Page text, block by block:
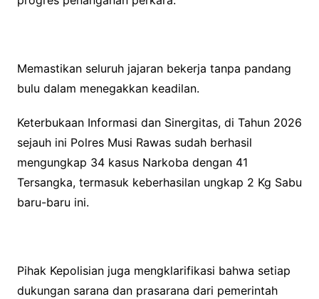
Memastikan seluruh jajaran bekerja tanpa pandang
bulu dalam menegakkan keadilan.
Keterbukaan Informasi dan Sinergitas, di Tahun 2026
sejauh ini Polres Musi Rawas sudah berhasil
mengungkap 34 kasus Narkoba dengan 41
Tersangka, termasuk keberhasilan ungkap 2 Kg Sabu
baru-baru ini.
Pihak Kepolisian juga mengklarifikasi bahwa setiap
dukungan sarana dan prasarana dari pemerintah